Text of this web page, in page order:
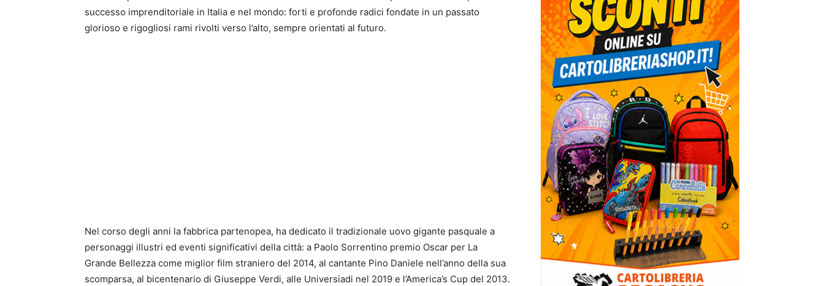
successo imprenditoriale in Italia e nel mondo: forti e profonde radici fondate in un passato
glorioso e rigogliosi rami rivolti verso l’alto, sempre orientati al futuro.
Nel corso degli anni la fabbrica partenopea, ha dedicato il tradizionale uovo gigante pasquale a
personaggi illustri ed eventi significativi della città: a Paolo Sorrentino premio Oscar per La
Grande Bellezza come miglior film straniero del 2014, al cantante Pino Daniele nell’anno della sua
scomparsa, al bicentenario di Giuseppe Verdi, alle Universiadi nel 2019 e l’America’s Cup del 2013.